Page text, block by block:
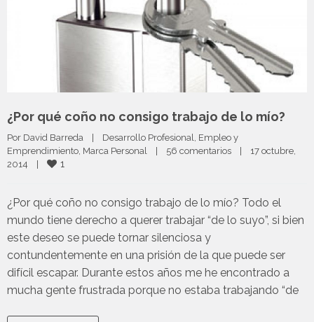
¿Por qué coño no consigo trabajo de lo mío?
Por David Barreda | Desarrollo Profesional Empleo y
Emprendimiento Marca Personal | 56 comentarios |
17 octubre,
2014 | 1
¿Por qué coño no consigo trabajo de lo mío? Todo el
mundo tiene derecho a querer trabajar “de lo suyo”, si bien
este deseo se puede tornar silenciosa y
contundentemente en una prisión de la que puede ser
difícil escapar. Durante estos años me he encontrado a
mucha gente frustrada porque no estaba trabajando “de